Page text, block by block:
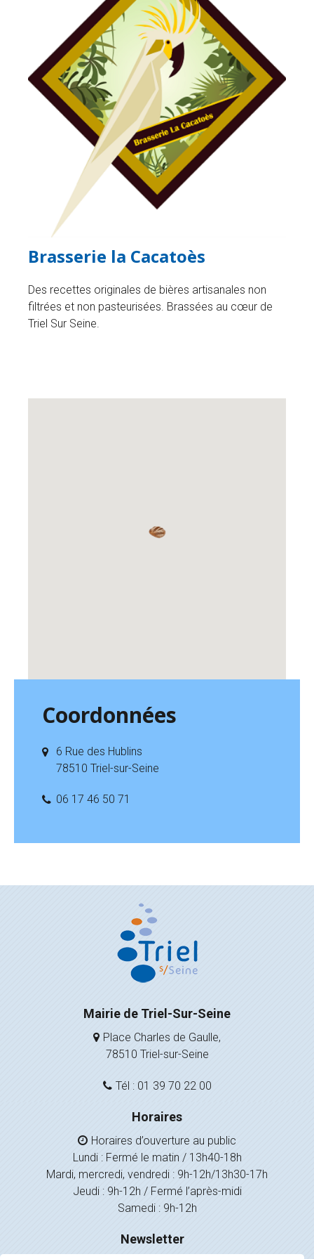
Brasserie la Cacatoès
Des recettes originales de bières artisanales non
filtrées et non pasteurisées. Brassées au cœur de
Triel Sur Seine.
Coordonnées
6 Rue des Hublins
78510 Triel-sur-Seine
06 17 46 50 71
Mairie de Triel-Sur-Seine
Place Charles de Gaulle,
78510 Triel-sur-Seine
Tél : 01 39 70 22 00
Horaires
Horaires d’ouverture au public
Lundi : Fermé le matin / 13h40-18h
Mardi, mercredi, vendredi : 9h-12h/13h30-17h
Jeudi : 9h-12h / Fermé l’après-midi
Samedi : 9h-12h
Newsletter